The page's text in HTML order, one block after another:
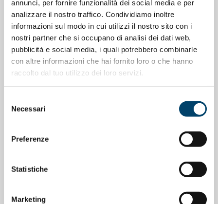
annunci, per fornire funzionalità dei social media e per
analizzare il nostro traffico. Condividiamo inoltre
informazioni sul modo in cui utilizzi il nostro sito con i
nostri partner che si occupano di analisi dei dati web,
pubblicità e social media, i quali potrebbero combinarle
con altre informazioni che hai fornito loro o che hanno
raccolto dal tuo utilizzo dei loro servizi.
delNecessari
Preferenze
Statistiche
Marketing
Depressione Post Partum: intervista al